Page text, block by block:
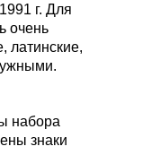
г. Для
очень
латинские,
набора
знаки